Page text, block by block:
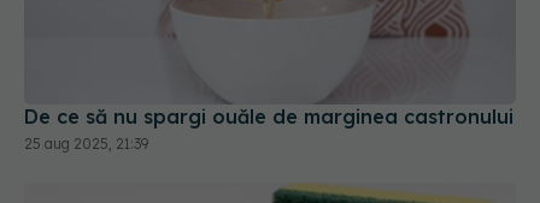
De ce să nu spargi ouăle de marginea castronului
25 aug 2025, 21:39